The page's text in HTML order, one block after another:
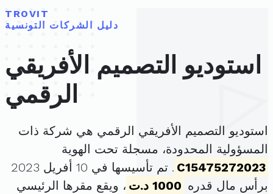
TROVIT
دليل الشركات التونسية
استوديو التصميم الأفريقي
الرقمي
استوديو التصميم الأفريقي الرقمي هي شركة ذات
المسؤولية المحدودة، مسجلة تحت الهوية
C15475272023
. تم تأسيسها في 10 أفريل 2023
برأس مال قدره 1000 د.ت
، ويقع مقرها الرئيسي